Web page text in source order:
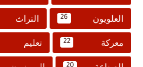
العلويون 26 التراث
معركة 22 تعليم